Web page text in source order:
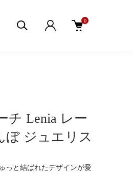
0
チ Lenia レー
ぼ ジュエリス
っと結ばれたデザインが愛